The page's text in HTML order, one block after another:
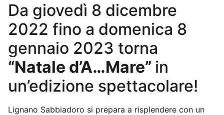
Da giovedì 8 dicembre
2022 fino a domenica 8
gennaio 2023 torna
“Natale d’A…Mare” in
un’edizione spettacolare!
Lignano Sabbiadoro si prepara a risplendere con un